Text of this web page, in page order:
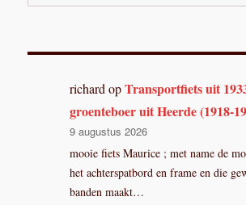
naar:
richardopTransportfiets uit
groenteboer uit Heerde (1918-
9 augustus 2026
mooie fiets Maurice ; met name de
het achterspatbord en frame en die
banden maakt…